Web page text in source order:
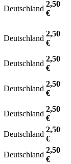
Deutschland
2,50
€
Deutschland
2,50
€
Deutschland
2,50
€
Deutschland
2,50
€
Deutschland
2,50
€
Deutschland
2,50
€
Deutschland
2,50
€